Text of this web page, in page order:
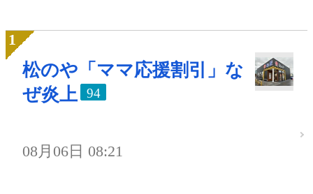
松のや「ママ応援割引」な
ぜ炎上
94
08月06日 08:21